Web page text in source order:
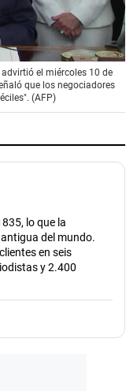
el miércoles 10 de
que los negociadores
(AFP)
lo que la
del mundo.
en seis
y 2.400